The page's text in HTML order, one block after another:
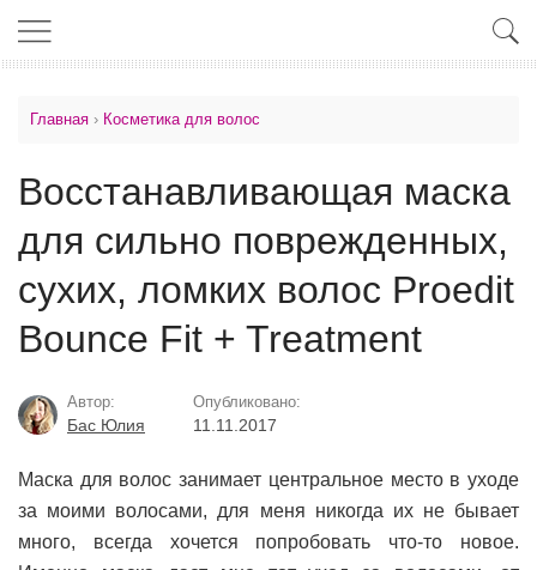
Главная › Косметика для волос
Восстанавливающая маска
для сильно поврежденных,
сухих, ломких волос Proedit
Bounce Fit + Treatment
Автор:
Бас Юлия
Опубликовано:
11.11.2017
Маска для волос занимает центральное место в уходе
за моими волосами, для меня никогда их не бывает
много, всегда хочется попробовать что-то новое.